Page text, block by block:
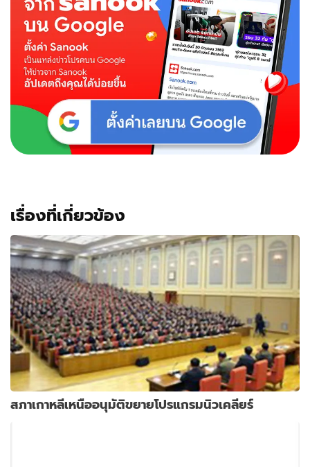
เรื่องที่เกี่ยวข้อง
สภาเกาหลีเหนืออนุมัติขยายโปรแกรมนิวเคลียร์